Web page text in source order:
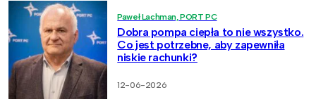
Paweł Lachman, PORT PC
Dobra pompa ciepła to nie wszystko.
Co jest potrzebne, aby zapewniła
niskie rachunki?
12-06-2026